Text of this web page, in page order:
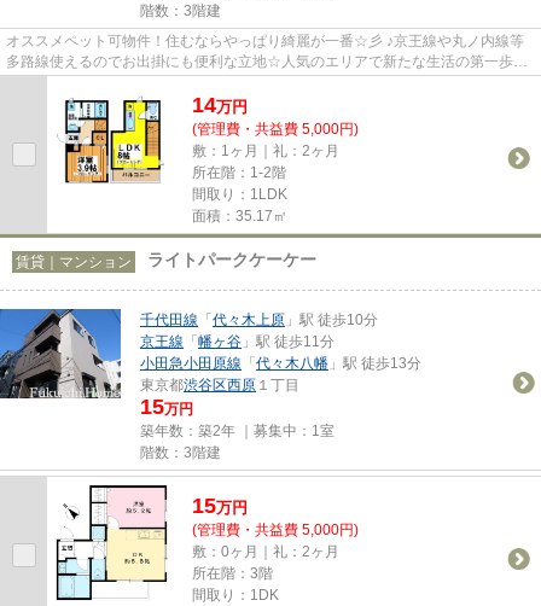
階数：3階建
オススメペット可物件！住むならやっぱり綺麗が一番☆彡 ♪京王線や丸ノ内線等
多路線使えるのでお出掛にも便利な立地☆人気のエリアで新たな生活の第一歩を
踏み出そう(^_-)-☆ 大手ハウス...
14万円
(管理費・共益費 5,000円)
敷：1ヶ月｜礼：2ヶ月
所在階：1-2階
間取り：1LDK
面積：35.17㎡
賃貸｜マンション ライトパークケーケー
千代田線 「代々木上原 」駅 徒歩10分
京王線 「幡ヶ谷 」駅 徒歩11分
小田急小田原線 「代々木八幡 」駅 徒歩13分
東京都渋谷区西原 １丁目
15万円
築年数：築2年 ｜募集中： 1室
階数：3階建
15万円
(管理費・共益費 5,000円)
敷：0ヶ月｜礼：2ヶ月
所在階：3階
間取り：1DK